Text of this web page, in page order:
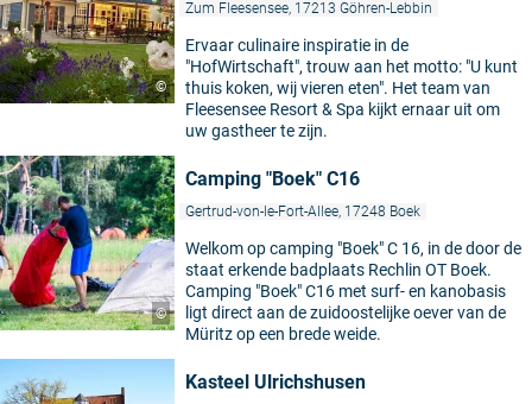
©
Zum Fleesensee, 17213 Göhren-Lebbin
Ervaar culinaire inspiratie in de
"HofWirtschaft", trouw aan het motto: "U kunt
thuis koken, wij vieren eten". Het team van
Fleesensee Resort & Spa kijkt ernaar uit om
uw gastheer te zijn.
©
Camping "Boek" C16
Gertrud-von-le-Fort-Allee, 17248 Boek
Welkom op camping "Boek" C 16, in de door de
staat erkende badplaats Rechlin OT Boek.
Camping "Boek" C16 met surf- en kanobasis
ligt direct aan de zuidoostelijke oever van de
Müritz op een brede weide.
Kasteel Ulrichshusen